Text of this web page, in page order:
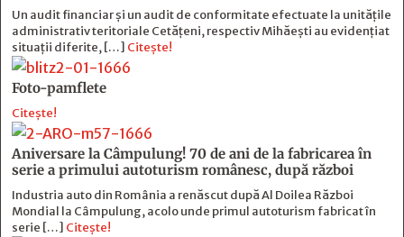
Un audit financiar și un audit de conformitate efectuate la unitățile
administrativ teritoriale Cetățeni, respectiv Mihăești au evidențiat
situații diferite, […] Citește!
Foto-pamflete
Citește!
Aniversare la Câmpulung! 70 de ani de la fabricarea în
serie a primului autoturism românesc, după război
Industria auto din România a renăscut după Al Doilea Război
Mondial la Câmpulung, acolo unde primul autoturism fabricat în
serie […] Citește!